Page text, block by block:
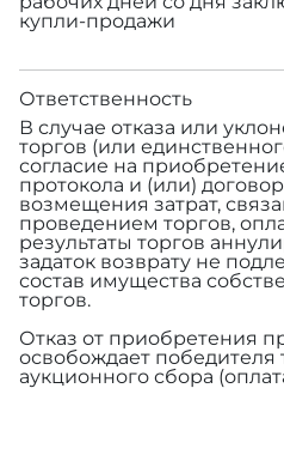
купли-продажи
Ответственность
В случае отказа или
торгов (или
согласие на
протокола и (или)
возмещения затрат,
проведением торгов,
результаты торгов
задаток возврату не
состав имущества
торгов.
Отказ от приобретения
освобождает победителя
аукционного сбора